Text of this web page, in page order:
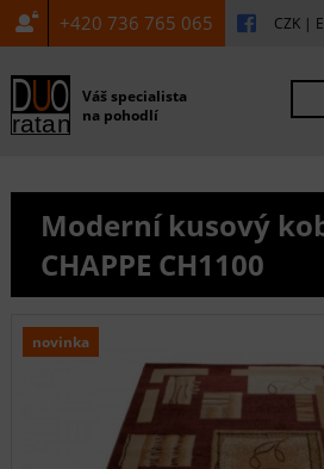
+420 736 765 065 CZK |
Váš specialista
na pohodlí
Moderní kusový
CHAPPE CH1100
novinka